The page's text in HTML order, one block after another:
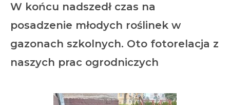
W końcu nadszedł czas na
posadzenie młodych roślinek w
gazonach szkolnych. Oto fotorelacja z
naszych prac ogrodniczych